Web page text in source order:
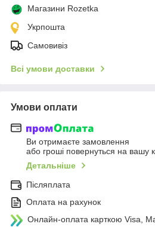
Магазини Rozetka
Укрпошта
Самовивіз
Всі умови доставки
Умови оплати
Ви отримаєте замовлення
або гроші повернуться на вашу
Детальніше
Післяплата
Оплата на рахунок
Онлайн-оплата карткою Visa,